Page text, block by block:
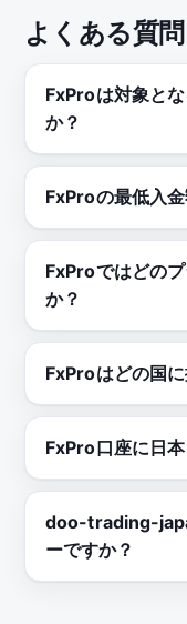
よくある質問
FxProは対象と
か？
FxProの最低入
FxProではどの
か？
FxProはどの国
FxPro口座に日
doo-trading-
ーですか？